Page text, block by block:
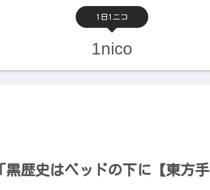
1日1ニコ
1nico
歴史はベッドの下に【東方手